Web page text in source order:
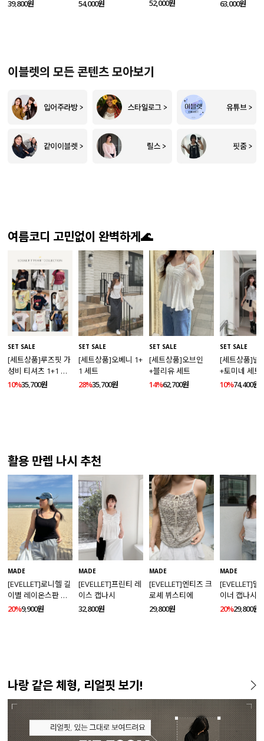
39,800원 54,000원 52,000원 63,000원
이블렛의 모든 콘텐츠 모아보기
여름코디 고민없이 완벽하게🌊
SET SALE
[세트상품]루즈핏 가
성비 티셔츠 1+1 세
트
10%35,700원
SET SALE
[세트상품]오베니 1+
1 세트
28%35,700원
SET SALE
[세트상품]오브인
+블리유 세트
14%62,700원
SET SALE
[세트상품]넬
+토미네 세트
10%74,400원
활용 만렙 나시 추천
MADE
[EVELLET]로니헬 길
이별 레이온스판 끈
나시
20%9,900원
MADE
[EVELLET]프린티 레
이스 캡나시
32,800원
MADE
[EVELLET]엔티즈 크
로셰 뷔스티에
29,800원
MADE
[EVELLET]델
이너 캡나시
20%29,800원
나랑 같은 체형, 리얼핏 보기!